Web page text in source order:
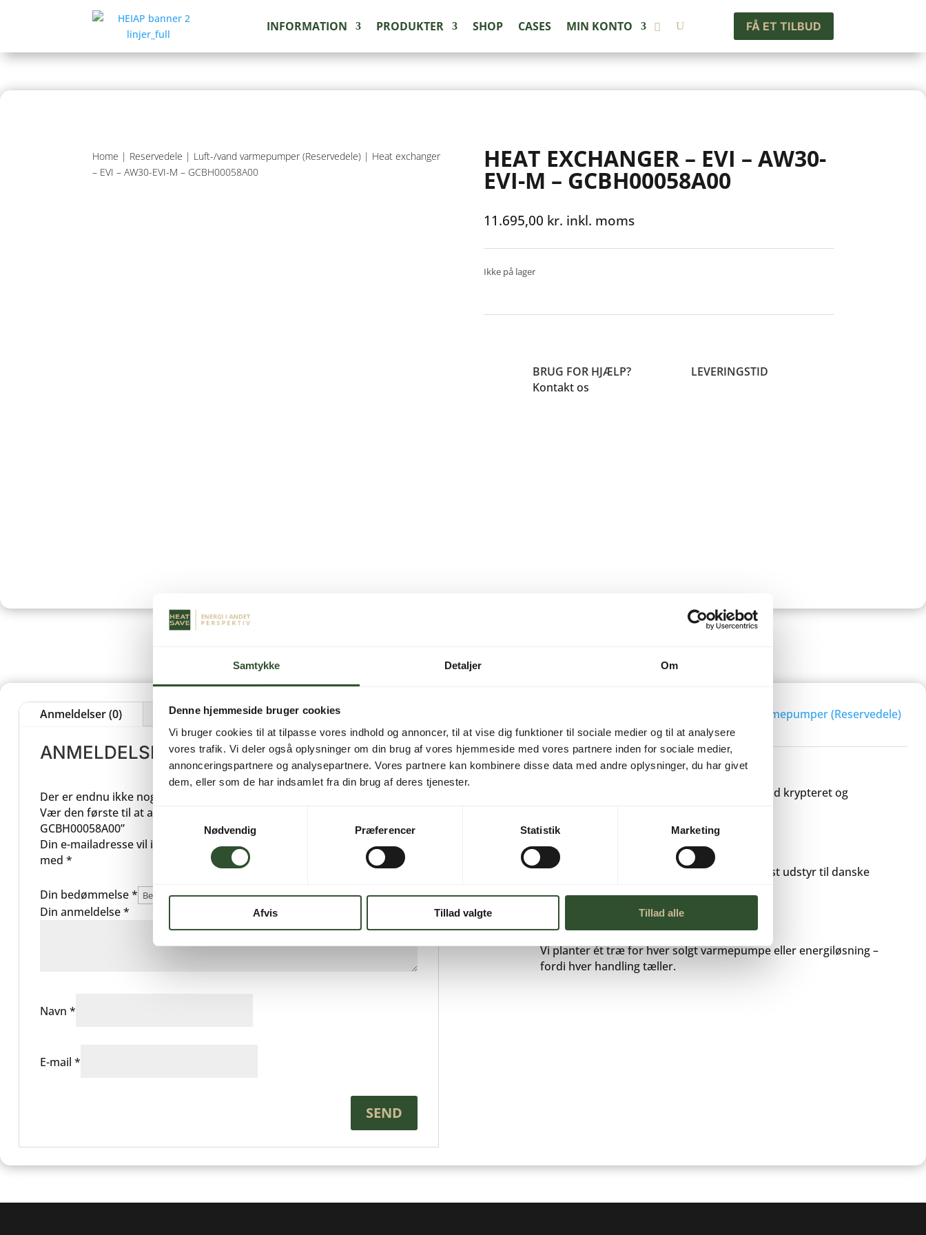
Samtykke Detaljer Om
Denne hjemmeside bruger cookies
Vi bruger cookies til at tilpasse vores indhold og annoncer, til at vise dig funktioner til sociale medier og til at analysere
vores trafik. Vi deler også oplysninger om din brug af vores hjemmeside med vores partnere inden for sociale medier,
annonceringspartnere og analysepartnere. Vores partnere kan kombinere disse data med andre oplysninger, du har givet
dem, eller som de har indsamlet fra din brug af deres tjenester.
Nødvendig
Præferencer Statistik Marketing
Afvis Tillad valgte Tillad alle
INFORMATION PRODUKTER SHOP CASES MIN KONTO FÅ ET TILBUD
Home | Reservedele | Luft-/vand varmepumper (Reservedele) | Heat exchanger
– EVI – AW30-EVI-M – GCBH00058A00
HEAT EXCHANGER – EVI – AW30-
EVI-M – GCBH00058A00
11.695,00 kr. inkl. moms
Ikke på lager
BRUG FOR HJÆLP?
Kontakt os
LEVERINGSTID
Anmeldelser (0)
ANMELDELSER
Der er endnu ikke nogle anmeldelser.
Vær den første til at anmelde “Heat exchanger – EVI – AW30-EVI-M –
GCBH00058A00”
Din e-mailadresse vil ikke blive publiceret.
Krævede felter er markeret
med *
Din bedømmelse*
Din anmeldelse*
Navn *
E-mail *
Luft-/vand varmepumper (Reservedele)
SIKKER BETALING
Betal trygt med betalingskort eller bank – altid krypteret og
KVALITET DU KAN REGNE MED
Vi fører kun produkter, vi selv bruger – robust udstyr til danske
HANDLE GRØNT, PLANT ET TRÆ
Vi planter ét træ for hver solgt varmepumpe eller energiløsning –
fordi hver handling tæller.